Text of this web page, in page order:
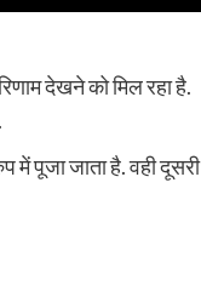
देखने को मिल रहा है.
में पूजा जाता है. वही दूसरी